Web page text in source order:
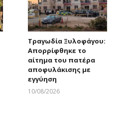
Τραγωδία Ξυλοφάγου:
Απορρίφθηκε το
αίτημα του πατέρα
αποφυλάκισης με
εγγύηση
10/08/2026